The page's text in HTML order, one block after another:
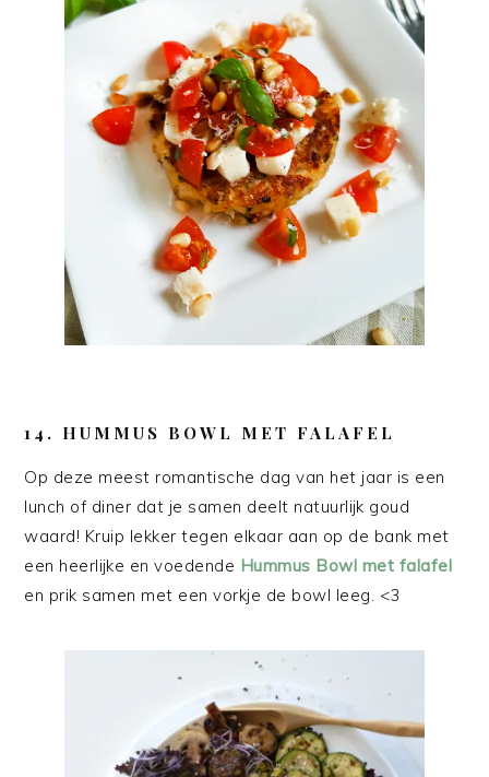
14. HUMMUS BOWL MET FALAFEL
Op deze meest romantische dag van het jaar is een
lunch of diner dat je samen deelt natuurlijk goud
waard! Kruip lekker tegen elkaar aan op de bank met
een heerlijke en voedende Hummus Bowl met falafel
en prik samen met een vorkje de bowl leeg. <3